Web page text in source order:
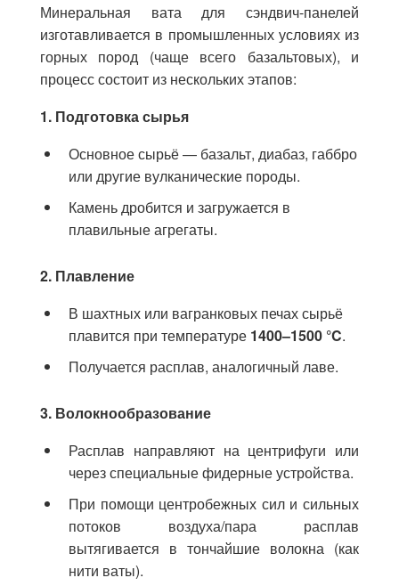
Минеральная вата для сэндвич-панелей
изготавливается в промышленных условиях из
горных пород (чаще всего базальтовых), и
процесс состоит из нескольких этапов:
1. Подготовка сырья
Основное сырьё — базальт, диабаз, габбро
или другие вулканические породы.
Камень дробится и загружается в
плавильные агрегаты.
2. Плавление
В шахтных или вагранковых печах сырьё
плавится при температуре 1400–1500 °C.
Получается расплав, аналогичный лаве.
3. Волокнообразование
Расплав направляют на центрифуги или
через специальные фидерные устройства.
При помощи центробежных сил и сильных
потоков воздуха/пара расплав
вытягивается в тончайшие волокна (как
нити ваты).